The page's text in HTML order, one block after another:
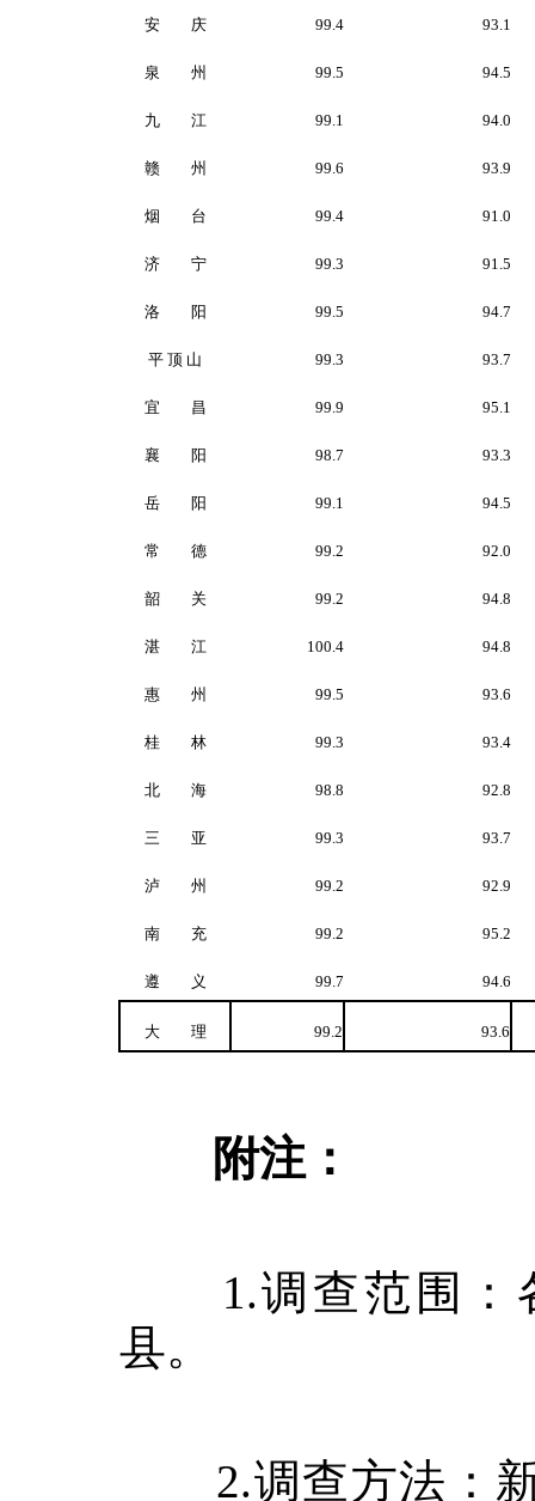
安 庆 99.4 93.1
泉 州 99.5 94.5
九 江 99.1 94.0
赣 州 99.6 93.9
烟 台 99.4 91.0
济 宁 99.3 91.5
洛 阳 99.5 94.7
平 顶 山 99.3 93.7
宜 昌 99.9 95.1
襄 阳 98.7 93.3
岳 阳 99.1 94.5
常 德 99.2 92.0
韶 关 99.2 94.8
湛 江 100.4 94.8
惠 州 99.5 93.6
桂 林 99.3 93.4
北 海 98.8 92.8
三 亚 99.3 93.7
泸 州 99.2 92.9
南 充 99.2 95.2
遵 义 99.7 94.6
大 理 99.2 93.6
附注：
1.调查范围：
县。
2.调查方法：